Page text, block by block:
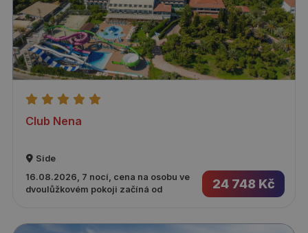
Club Nena
Side
16.08.2026, 7 nocí, cena na osobu ve
dvoulůžkovém pokoji začíná od
24 748 Kč